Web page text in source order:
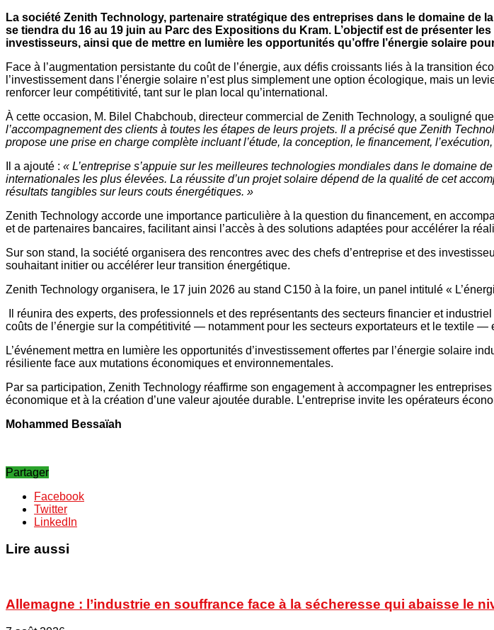
La société Zenith Technology, partenaire stratégique des entreprises dans le domaine de
se tiendra du 16 au 19 juin au Parc des Expositions du Kram. L’objectif est de présenter
investisseurs, ainsi que de mettre en lumière les opportunités qu’offre l’énergie solaire
Face à l’augmentation persistante du coût de l’énergie, aux défis croissants liés à la transition
l’investissement dans l’énergie solaire n’est plus simplement une option écologique, mais un
renforcer leur compétitivité, tant sur le plan local qu’international.
À cette occasion, M. Bilel Chabchoub, directeur commercial de Zenith Technology, a souligné
l’accompagnement des clients à toutes les étapes de leurs projets. Il a précisé que Zenith
propose une prise en charge complète incluant l’étude, la conception, le financement,
Il a ajouté : « L’entreprise s’appuie sur les meilleures technologies mondiales dans le domaine
internationales les plus élevées. La réussite d’un projet solaire dépend de la qualité de cet
résultats tangibles sur leurs couts énergétiques. »
Zenith Technology accorde une importance particulière à la question du financement, en
et de partenaires bancaires, facilitant ainsi l’accès à des solutions adaptées pour accélérer la
Sur son stand, la société organisera des rencontres avec des chefs d’entreprise et des
souhaitant initier ou accélérer leur transition énergétique.
Zenith Technology organisera, le 17 juin 2026 au stand C150 à la foire, un panel intitulé «
Il réunira des experts, des professionnels et des représentants des secteurs financier et
coûts de l’énergie sur la compétitivité — notamment pour les secteurs exportateurs et le textile
L’événement mettra en lumière les opportunités d’investissement offertes par l’énergie solaire
résiliente face aux mutations économiques et environnementales.
Par sa participation, Zenith Technology réaffirme son engagement à accompagner les
économique et à la création d’une valeur ajoutée durable. L’entreprise invite les opérateurs
Mohammed Bessaïah
Partager
Facebook
Twitter
LinkedIn
Lire aussi
Allemagne : l’industrie en souffrance face à la sécheresse qui abaisse le